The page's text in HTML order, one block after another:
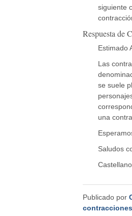
siguiente
Respuesta de
Estimado
Las
se suele
una
Saludos
Publicado por
contracciones